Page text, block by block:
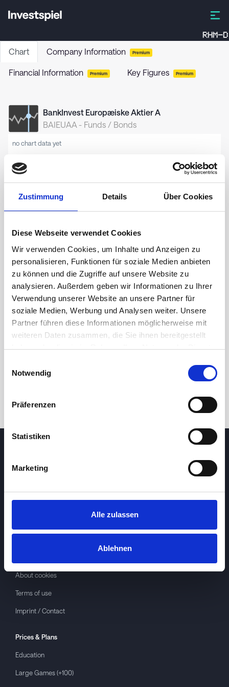
Zustimmung Details Über Cookies
Diese Webseite verwendet Cookies
Wir verwenden Cookies, um Inhalte und Anzeigen zu
personalisieren, Funktionen für soziale Medien anbieten
zu können und die Zugriffe auf unsere Website zu
analysieren. Außerdem geben wir Informationen zu Ihrer
Verwendung unserer Website an unsere Partner für
soziale Medien, Werbung und Analysen weiter. Unsere
Partner führen diese Informationen möglicherweise mit
weiteren Daten zusammen, die Sie ihnen bereitgestellt
haben oder die sie im Rahmen Ihrer Nutzung der Dienste
Notwendig
Präferenzen
Statistiken
Marketing
Alle zulassen
Ablehnen
RHM-D
Chart Company Information Premium
Financial Information Premium Key Figures Premium
BankInvest Europæiske Aktier A
BAIEUAA - Funds / Bonds
no chart data yet
1m 3m 5y
About cookies
Terms of use
Imprint / Contact
Prices & Plans
Education
Large Games (+100)